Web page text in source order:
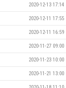
2020-12-13 17:14
2020-12-11 17:55
2020-12-11 16:59
2020-11-27 09:00
2020-11-23 10:00
2020-11-21 13:00